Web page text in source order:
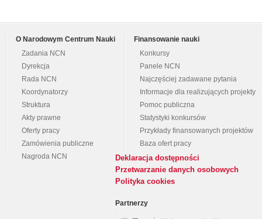
O Narodowym Centrum Nauki
Zadania NCN
Dyrekcja
Rada NCN
Koordynatorzy
Struktura
Akty prawne
Oferty pracy
Zamówienia publiczne
Nagroda NCN
Finansowanie nauki
Konkursy
Panele NCN
Najczęściej zadawane pytania
Informacje dla realizujących projekty
Pomoc publiczna
Statystyki konkursów
Przykłady finansowanych projektów
Baza ofert pracy
Deklaracja dostępności
Przetwarzanie danych osobowych
Polityka cookies
Partnerzy